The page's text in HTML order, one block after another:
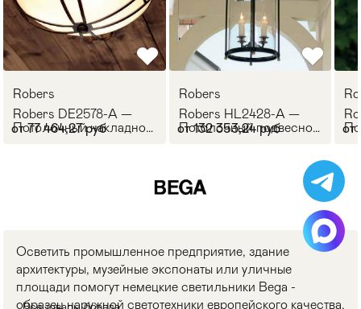
Robers
Robers DE2578-A —
Потолочный накладной
светильник OUTDOOR
от 77 464,27 руб
Robers
Robers HL2428-A —
Потолочный подвесной
светильник OUTDOOR
от 132 353,24 руб от
Осветить промышленное предприятие, здание
архитектуры, музейные экспонаты или уличные
площади помогут немецкие светильники Bega -
образец наружной светотехники европейского качества.